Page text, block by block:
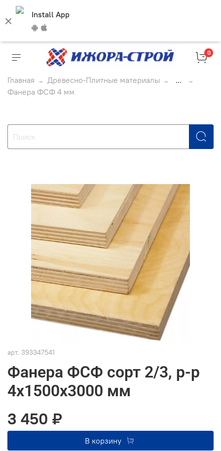
Install App
0
Главная Древесно-Плитные материалы
...
Фанера ФСФ 4 мм
арт. 393347541
Фанера ФСФ сорт 2/3, р-р
4х1500х3000 мм
3 450 ₽
В корзину